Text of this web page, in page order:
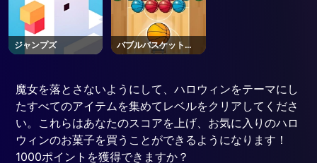
ジャンプズ
バブルバスケットブ
リッツ
魔女を落とさないようにして、ハロウィンをテーマにし
たすべてのアイテムを集めてレベルをクリアしてくださ
い。これらはあなたのスコアを上げ、お気に入りのハロ
ウィンのお菓子を買うことができるようになります！
1000ポイントを獲得できますか？